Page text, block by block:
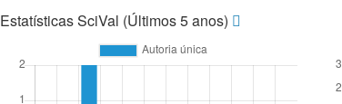
Estatísticas SciVal (Últimos 5 anos)